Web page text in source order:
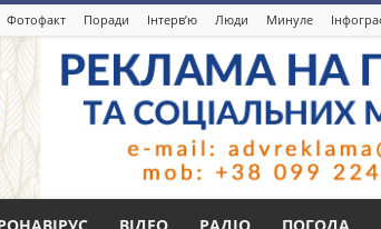
Фотофакт Поради Інтерв’ю Люди Минуле